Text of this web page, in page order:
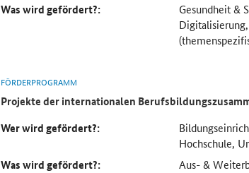
Was wird gefördert?:
Gesundheit &
FÖRDERPROGRAMM
Projekte der internationalen
Wer wird gefördert?:
Hochschule,
Was wird gefördert?: Aus- &